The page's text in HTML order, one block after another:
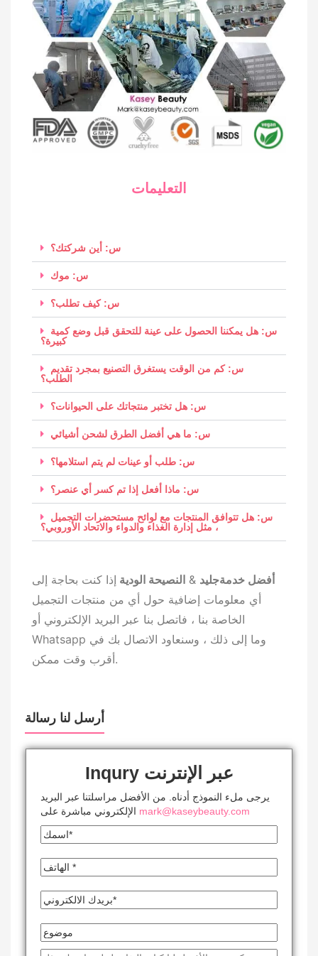
التعليمات
س: أين شركتك؟
س: موك
س: كيف تطلب؟
س: هل يمكننا الحصول على عينة للتحقق قبل وضع كمية
كبيرة؟
س: كم من الوقت يستغرق التصنيع بمجرد تقديم
الطلب؟
س: هل تختبر منتجاتك على الحيوانات؟
س: ما هي أفضل الطرق لشحن أشيائي
س: طلب أو عينات لم يتم استلامها؟
س: ماذا أفعل إذا تم كسر أي عنصر؟
س: هل تتوافق المنتجات مع لوائح مستحضرات التجميل
، مثل إدارة الغذاء والدواء والاتحاد الأوروبي؟
أفضل خدمةجليد & النصيحة الودية إذا كنت بحاجة إلى
أي معلومات إضافية حول أي من منتجات التجميل
الخاصة بنا ، فاتصل بنا عبر البريد الإلكتروني أو
Whatsapp وما إلى ذلك ، وسنعاود الاتصال بك في
أقرب وقت ممكن.
أرسل لنا رسالة
Inqury عبر الإنترنت
يرجى ملء النموذج أدناه. من الأفضل مراسلتنا عبر البريد
mark@kaseybeauty.com